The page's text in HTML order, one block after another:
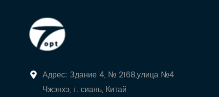
Адрес: Здание 4, № 2168,улица №4
Чжэнхэ, г. сиань, Китай